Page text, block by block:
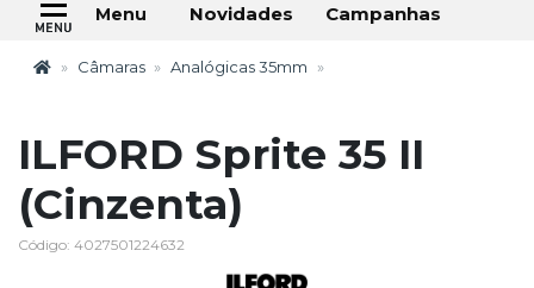
Menu Novidades Campanhas
Câmaras Analógicas 35mm
ILFORD Sprite 35 II
(Cinzenta)
Código: 4027501224632